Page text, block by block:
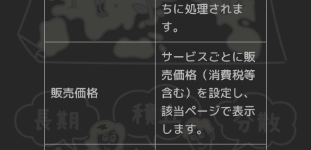
ちに処理されま
す。
販売価格
サービスごとに販
売価格（消費税等
含む）を設定し、
該当ページで表示
します。